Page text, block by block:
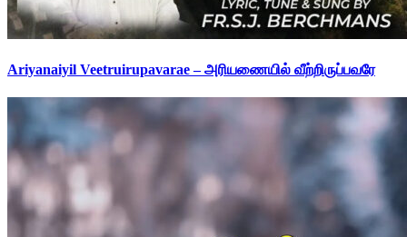
Ariyanaiyil Veetruirupavarae – அரியணையில் வீற்றிருப்பவரே